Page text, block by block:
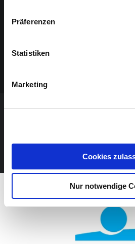
Präferenzen
Statistiken
Marketing
Cookies
Nur notwendige
VERANSTALTUNG